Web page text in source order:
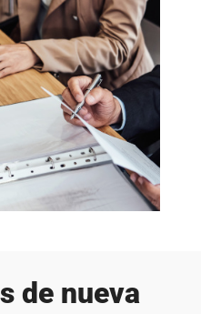
de nueva